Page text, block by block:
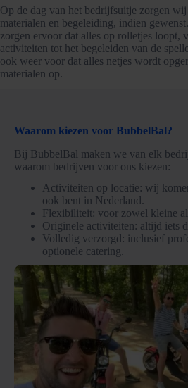
Op de dag van het bedrijfsuitje zorgen
materialen en begeleiding, indien
zorgen ervoor dat alles op rolletjes loopt,
activiteiten tot het begeleiden van de
ook weer voor dat alles netjes wordt
materialen op.
Waarom kiezen voor BubbelBal?
Bij BubbelBal maken we van elk
waarom bedrijven voor ons kiezen:
Activiteiten op locatie: wij
ook bent in Nederland.
Flexibiliteit: voor zowel kleine
Originele activiteiten: altijd iets
Volledig verzorgd: inclusief
optionele catering.